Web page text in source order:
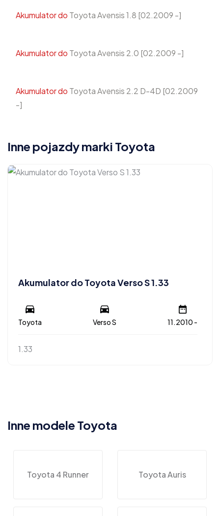
Akumulator do Toyota Avensis 1.8 [02.2009 -]
Akumulator do Toyota Avensis 2.0 [02.2009 -]
Akumulator do Toyota Avensis 2.2 D-4D [02.2009
-]
Inne pojazdy marki Toyota
Akumulator do Toyota Verso S 1.33
Toyota Verso S 11.2010 -
1.33
Inne modele Toyota
Toyota 4 Runner Toyota Auris